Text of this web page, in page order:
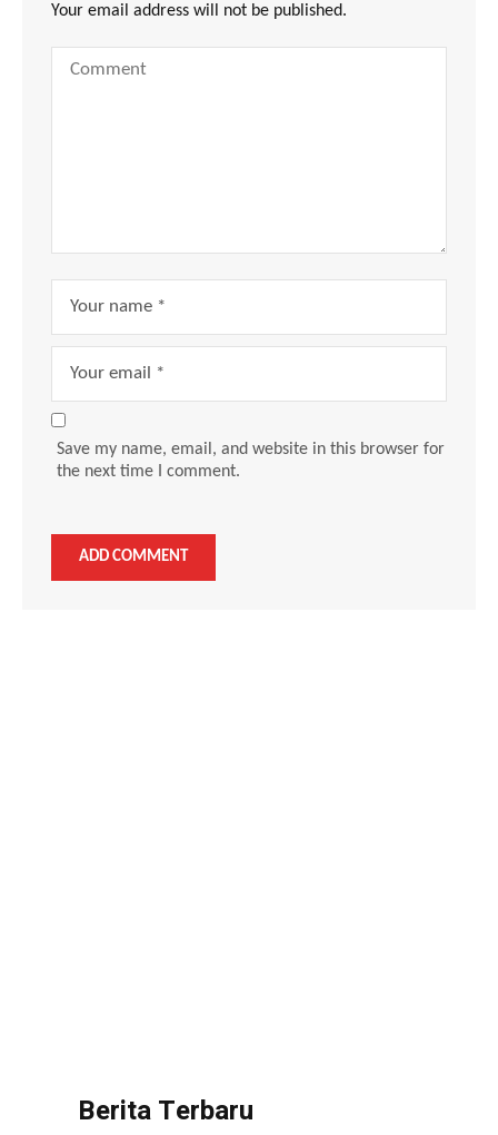
Your email address will not be published.
Save my name, email, and website in this browser for
the next time I comment.
Berita Terbaru